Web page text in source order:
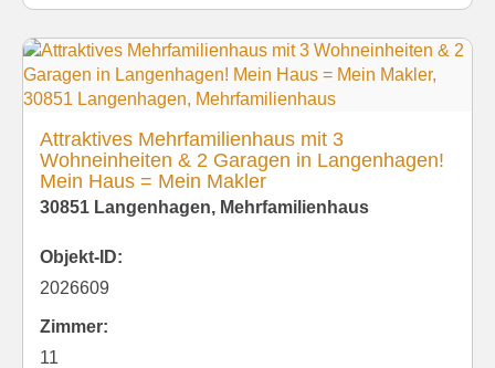
Attraktives Mehrfamilienhaus mit 3
Wohneinheiten & 2 Garagen in Langenhagen!
Mein Haus = Mein Makler
30851 Langenhagen, Mehrfamilienhaus
Objekt-ID:
2026609
Zimmer:
11